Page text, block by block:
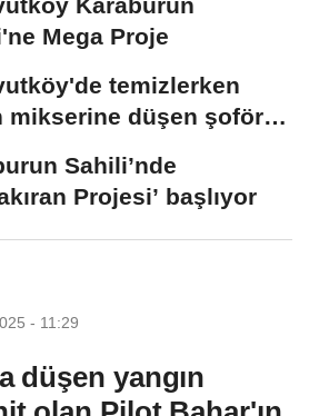
Mega Proje
temizlerken
mikserine düşen şoför
Sahili’nde
Projesi’ başlıyor
- 11:29
düşen yangın